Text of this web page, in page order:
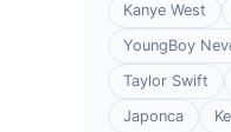
Kanye West
YoungBoy
Taylor Swift
Japonca